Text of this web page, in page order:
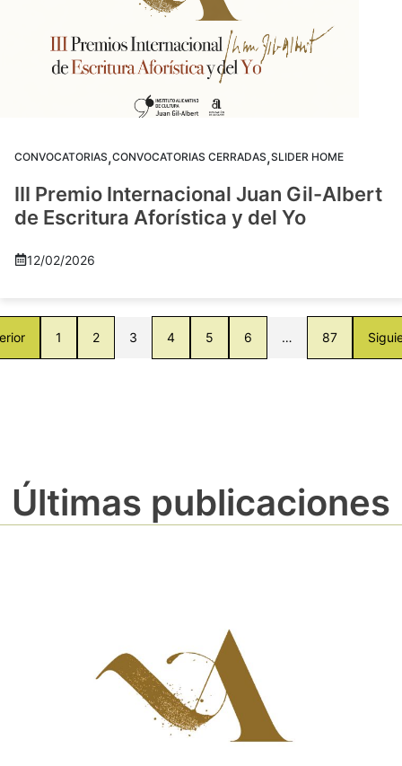
CONVOCATORIAS,CONVOCATORIAS CERRADAS,SLIDER HOME
III Premio Internacional Juan Gil-Albert
de Escritura Aforística y del Yo
12/02/2026
1 2 3 4 5 6 … 87
Últimas publicaciones